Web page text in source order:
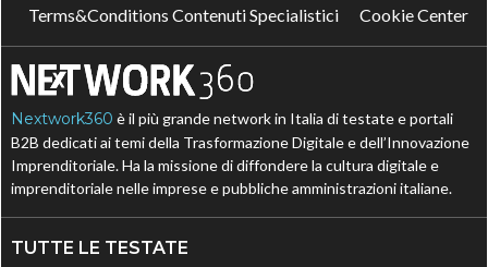
Terms&Conditions Contenuti Specialistici
Cookie Center
Nextwork360 è il più grande network in Italia di testate e portali
B2B dedicati ai temi della Trasformazione Digitale e dell’Innovazione
Imprenditoriale. Ha la missione di diffondere la cultura digitale e
imprenditoriale nelle imprese e pubbliche amministrazioni italiane.
TUTTE LE TESTATE